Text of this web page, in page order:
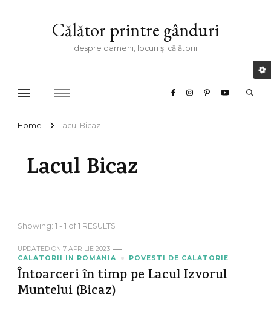
Călător printre gânduri
despre oameni, locuri și călătorii
Home Lacul Bicaz
Lacul Bicaz
Showing: 1 - 1 of 1 RESULTS
UPDATED ON 7 APRILIE 2023
CALATORII IN ROMANIA
POVESTI DE CALATORIE
Întoarceri în timp pe Lacul Izvorul
Muntelui (Bicaz)